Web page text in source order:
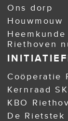
Ons dorp
Houwmouw
Riethoven
Coöperatie
Kernraad
KBO
De Rietstek